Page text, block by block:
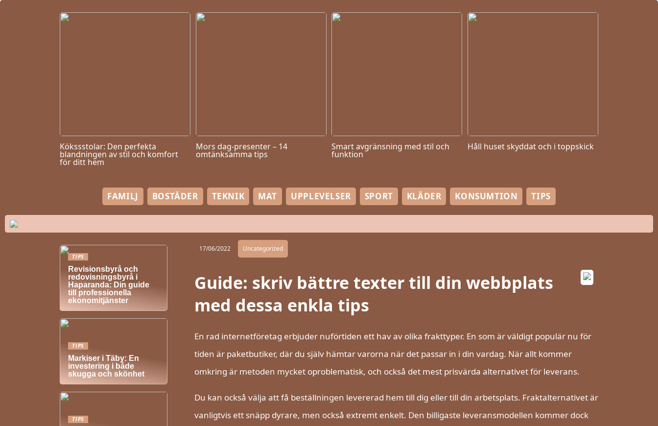
Kökssstolar: Den perfekta
blandningen av stil och komfort
för ditt hem
Mors dag-presenter – 14
omtänksamma tips
Smart avgränsning med stil och
funktion
Håll huset skyddat och i toppskick
FAMILJ BOSTÄDER TEKNIK MAT UPPLEVELSER SPORT KLÄDER KONSUMTION TIPS
17/06/2022 Uncategorized
Guide: skriv bättre texter till din webbplats
med dessa enkla tips
En rad internetföretag erbjuder nuförtiden ett hav av olika frakttyper. En som är väldigt populär nu för
tiden är paketbutiker, där du själv hämtar varorna när det passar in i din vardag. När allt kommer
omkring är metoden mycket oproblematisk, och också det mest prisvärda alternativet för leverans.
Du kan också välja att få beställningen levererad hem till dig eller till din arbetsplats. Fraktalternativet är
vanligtvis ett snäpp dyrare, men också extremt enkelt. Den billigaste leveransmodellen kommer dock
TIPS
Revisionsbyrå och
redovisningsbyrå i
Haparanda: Din guide
till professionella
ekonomitjänster
TIPS
Markiser i Täby: En
investering i både
skugga och skönhet
TIPS